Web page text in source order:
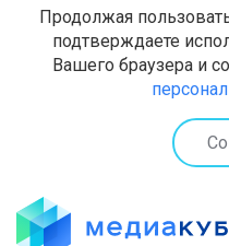
Продолжая
подтверждаете
Вашего браузера и